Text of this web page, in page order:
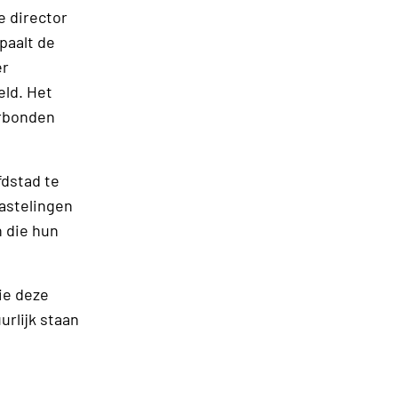
director
de
Het
te
die hun
deze
staan